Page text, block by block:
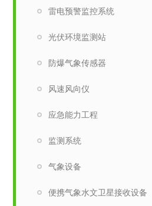
雷电预警监控系统
光伏环境监测站
防爆气象传感器
风速风向仪
应急能力工程
监测系统
气象设备
便携气象水文卫星接收设备